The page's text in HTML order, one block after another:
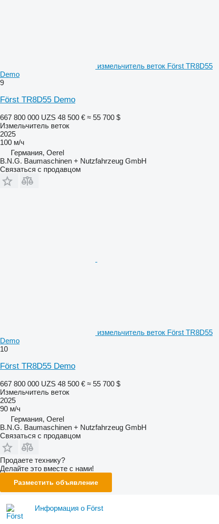
измельчитель веток Först TR8D55
Demo
9
Först TR8D55 Demo
667 800 000 UZS 48 500 € ≈ 55 700 $
Измельчитель веток
2025
100 м/ч
Германия, Oerel
B.N.G. Baumaschinen + Nutzfahrzeug GmbH
Связаться с продавцом
измельчитель веток Först TR8D55
Demo
10
Först TR8D55 Demo
667 800 000 UZS 48 500 € ≈ 55 700 $
Измельчитель веток
2025
90 м/ч
Германия, Oerel
B.N.G. Baumaschinen + Nutzfahrzeug GmbH
Связаться с продавцом
Продаете технику?
Делайте это вместе с нами!
Разместить объявление
Информация о Först